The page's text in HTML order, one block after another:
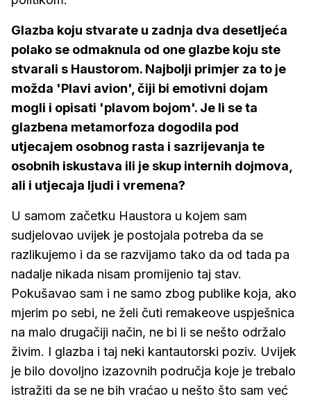
Glazba koju stvarate u zadnja dva desetljeća
polako se odmaknula od one glazbe koju ste
stvarali s Haustorom. Najbolji primjer za to je
možda 'Plavi avion', čiji bi emotivni dojam
mogli i opisati 'plavom bojom'. Je li se ta
glazbena metamorfoza dogodila pod
utjecajem osobnog rasta i sazrijevanja te
osobnih iskustava ili je skup internih dojmova,
ali i utjecaja ljudi i vremena?
U samom začetku Haustora u kojem sam
sudjelovao uvijek je postojala potreba da se
razlikujemo i da se razvijamo tako da od tada pa
nadalje nikada nisam promijenio taj stav.
Pokušavao sam i ne samo zbog publike koja, ako
mjerim po sebi, ne želi čuti remakeove uspješnica
na malo drugačiji način, ne bi li se nešto održalo
živim. I glazba i taj neki kantautorski poziv. Uvijek
je bilo dovoljno izazovnih područja koje je trebalo
istražiti da se ne bih vraćao u nešto što sam već